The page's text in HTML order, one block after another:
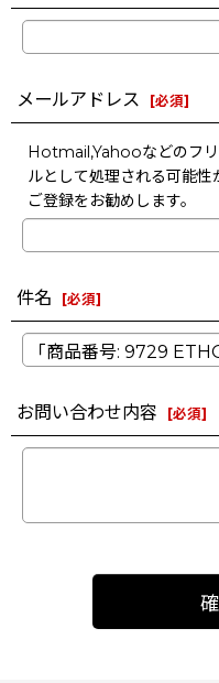
メールアドレス [必須]
Hotmail,Yahooなどのフリ
ルとして処理される可能
ご登録をお勧めします。
件名 [必須]
お問い合わせ内容 [必須]